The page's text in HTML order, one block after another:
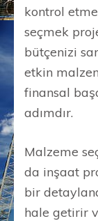
kontrol
seçmek
bütçenizi
etkin
finansal
adımdır.
Malzeme
da inşaat
bir
hale getirir